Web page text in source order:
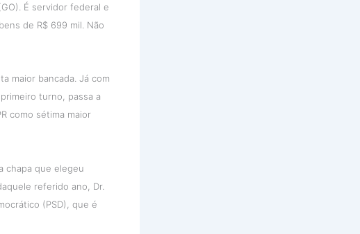
É servidor federal e
de R$ 699 mil. Não
maior bancada. Já com
turno, passa a
como sétima maior
chapa que elegeu
referido ano, Dr.
(PSD), que é